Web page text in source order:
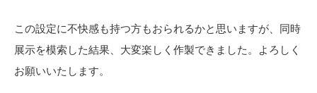
この設定に不快感も持つ方もおられるかと思いますが、同時
展示を模索した結果、大変楽しく作製できました。よろしく
お願いいたします。